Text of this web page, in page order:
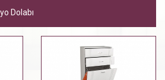
Dolabı